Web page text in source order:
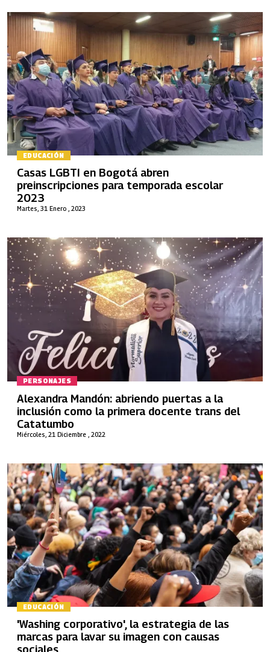
EDUCACIÓN
Martes, 31 Enero , 2023
Casas LGBTI en Bogotá abren
preinscripciones para temporada escolar
2023
PERSONAJES
Miércoles, 21 Diciembre , 2022
Alexandra Mandón: abriendo puertas a la
inclusión como la primera docente trans del
Catatumbo
EDUCACIÓN
'Washing corporativo', la estrategia de las
marcas para lavar su imagen con causas
sociales